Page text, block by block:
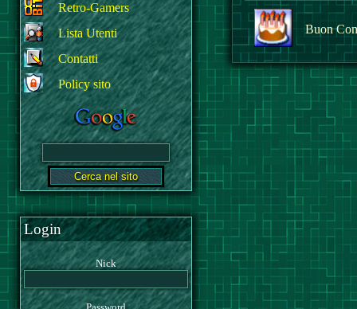
Retro-Gamers
Lista Utenti
Contatti
Policy sito
Login
Nick
Buon